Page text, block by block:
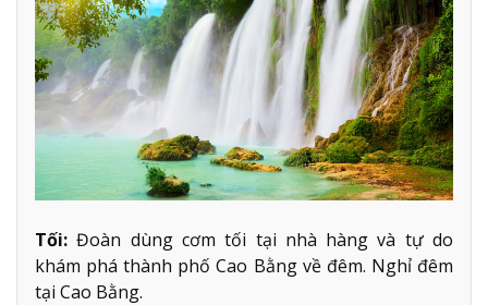
Tối:Đoàn dùng cơm tối tại nhà hàng và tự do
khám phá thành phố Cao Bằng về đêm. Nghỉ đêm
tại Cao Bằng.